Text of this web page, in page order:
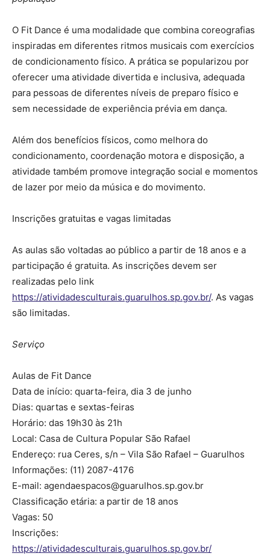
O Fit Dance é uma modalidade que combina coreografias
inspiradas em diferentes ritmos musicais com exercícios
de condicionamento físico. A prática se popularizou por
oferecer uma atividade divertida e inclusiva, adequada
para pessoas de diferentes níveis de preparo físico e
sem necessidade de experiência prévia em dança.
Além dos benefícios físicos, como melhora do
condicionamento, coordenação motora e disposição, a
atividade também promove integração social e momentos
de lazer por meio da música e do movimento.
Inscrições gratuitas e vagas limitadas
As aulas são voltadas ao público a partir de 18 anos e a
participação é gratuita. As inscrições devem ser
realizadas pelo link
https://atividadesculturais.guarulhos.sp.gov.br/. As vagas
são limitadas.
Serviço
Aulas de Fit Dance
Data de início: quarta-feira, dia 3 de junho
Dias: quartas e sextas-feiras
Horário: das 19h30 às 21h
Local: Casa de Cultura Popular São Rafael
Endereço: rua Ceres, s/n – Vila São Rafael – Guarulhos
Informações: (11) 2087-4176
E-mail: agendaespacos@guarulhos.sp.gov.br
Classificação etária: a partir de 18 anos
Vagas: 50
Inscrições:
https://atividadesculturais.guarulhos.sp.gov.br/